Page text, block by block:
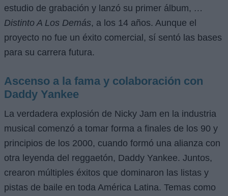
estudio de grabación y lanzó su primer álbum, …
Distinto A Los Demás, a los 14 años. Aunque el
proyecto no fue un éxito comercial, sí sentó las bases
para su carrera futura.
Ascenso a la fama y colaboración con
Daddy Yankee
La verdadera explosión de Nicky Jam en la industria
musical comenzó a tomar forma a finales de los 90 y
principios de los 2000, cuando formó una alianza con
otra leyenda del reggaetón, Daddy Yankee. Juntos,
crearon múltiples éxitos que dominaron las listas y
pistas de baile en toda América Latina. Temas como